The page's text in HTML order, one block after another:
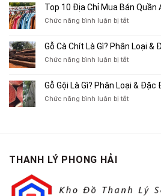
Bán
Xe
Cũ,
Xe
Cũ
TP.HCM
10
Thu
Sách
Tạp
Chí
Top 10 Địa Chỉ Mua Bán Quần
Chức năng bình luận bị tắtở
Địa
Chỉ
Bán
Áo
Gỗ Cà Chít Là Gì? Phân Loại
Chức năng bình luận bị tắtở
Chít
Là
Gỗ Gội Là Gì? Phân Loại &
Chức năng bình luận bị tắtở
Điểm
THANH LÝ PHONG HẢI